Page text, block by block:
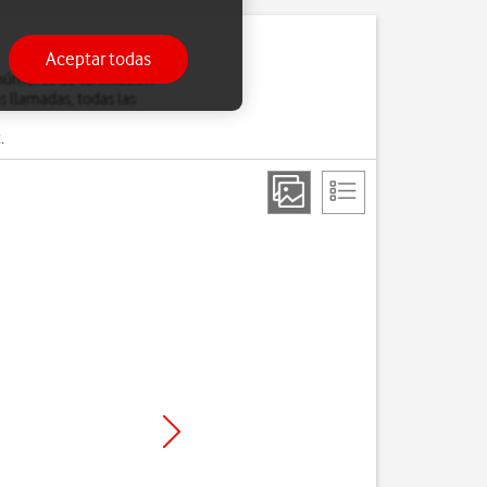
de tarificación
Aceptar todas